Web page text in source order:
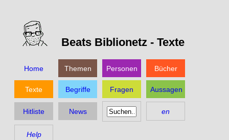
Beats Biblionetz - Texte
Home Themen Personen Bücher
Texte Begriffe Fragen Aussagen
Hitliste News en
Help